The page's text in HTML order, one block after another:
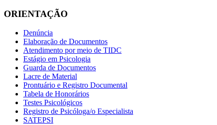
ORIENTAÇÃO
Denúncia
Elaboração de Documentos
Atendimento por meio de TIDC
Estágio em Psicologia
Guarda de Documentos
Lacre de Material
Prontuário e Registro Documental
Tabela de Honorários
Testes Psicológicos
Registro de Psicóloga/o Especialista
SATEPSI